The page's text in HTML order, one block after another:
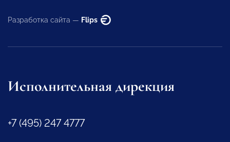
Разработка сайта — Flips
Исполнительная дирекция
+7 (495) 247 4777